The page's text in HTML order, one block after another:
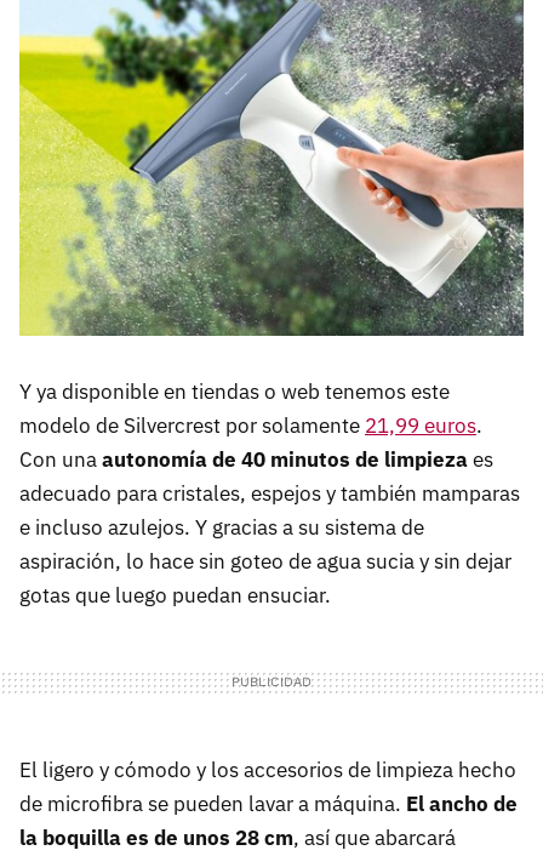
Y ya disponible en tiendas o web tenemos este
modelo de Silvercrest por solamente 21,99 euros.
Con unaautonomía de 40 minutos de limpiezaes
adecuado para cristales, espejos y también mamparas
e incluso azulejos. Y gracias a su sistema de
aspiración, lo hace sin goteo de agua sucia y sin dejar
gotas que luego puedan ensuciar.
El ligero y cómodo y los accesorios de limpieza hecho
de microfibra se pueden lavar a máquina. El ancho de
la boquilla es de unos 28 cm, así que abarcará